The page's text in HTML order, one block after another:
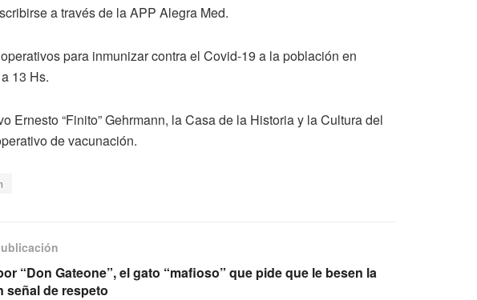
a través de la APP Alegra Med.
para inmunizar contra el Covid-19 a la población en
13 Hs.
“Finito” Gehrmann, la Casa de la Historia y la Cultura del
de vacunación.
“Don Gateone”, el gato “mafioso” que pide que le besen la
señal de respeto